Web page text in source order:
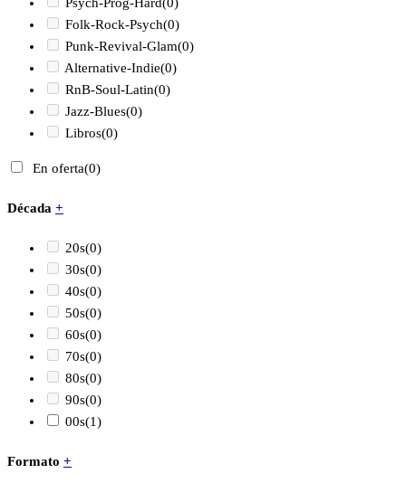
Folk-Rock-Psych(0)
Punk-Revival-Glam(0)
Alternative-Indie(0)
RnB-Soul-Latin(0)
Jazz-Blues(0)
Libros(0)
En oferta(0)
Década +
20s(0)
30s(0)
40s(0)
50s(0)
60s(0)
70s(0)
80s(0)
90s(0)
00s(1)
Formato +